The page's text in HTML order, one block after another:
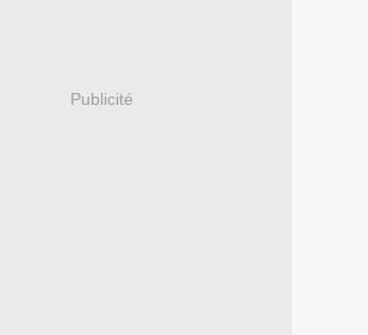
Publicité